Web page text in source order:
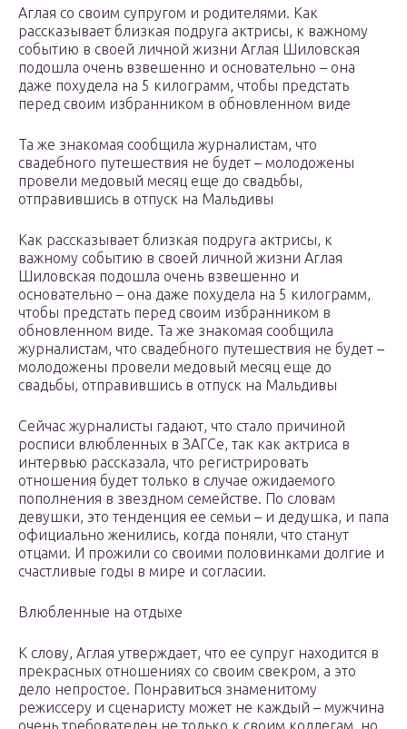
Аглая со своим супругом и родителями. Как
рассказывает близкая подруга актрисы, к важному
событию в своей личной жизни Аглая Шиловская
подошла очень взвешенно и основательно – она
даже похудела на 5 килограмм, чтобы предстать
перед своим избранником в обновленном виде
Та же знакомая сообщила журналистам, что
свадебного путешествия не будет – молодожены
провели медовый месяц еще до свадьбы,
отправившись в отпуск на Мальдивы
Как рассказывает близкая подруга актрисы, к
важному событию в своей личной жизни Аглая
Шиловская подошла очень взвешенно и
основательно – она даже похудела на 5 килограмм,
чтобы предстать перед своим избранником в
обновленном виде. Та же знакомая сообщила
журналистам, что свадебного путешествия не будет –
молодожены провели медовый месяц еще до
свадьбы, отправившись в отпуск на Мальдивы
Сейчас журналисты гадают, что стало причиной
росписи влюбленных в ЗАГСе, так как актриса в
интервью рассказала, что регистрировать
отношения будет только в случае ожидаемого
пополнения в звездном семействе. По словам
девушки, это тенденция ее семьи – и дедушка, и папа
официально женились, когда поняли, что станут
отцами. И прожили со своими половинками долгие и
счастливые годы в мире и согласии.
Влюбленные на отдыхе
К слову, Аглая утверждает, что ее супруг находится в
прекрасных отношениях со своим свекром, а это
дело непростое. Понравиться знаменитому
режиссеру и сценаристу может не каждый – мужчина
очень требователен не только к своим коллегам, но